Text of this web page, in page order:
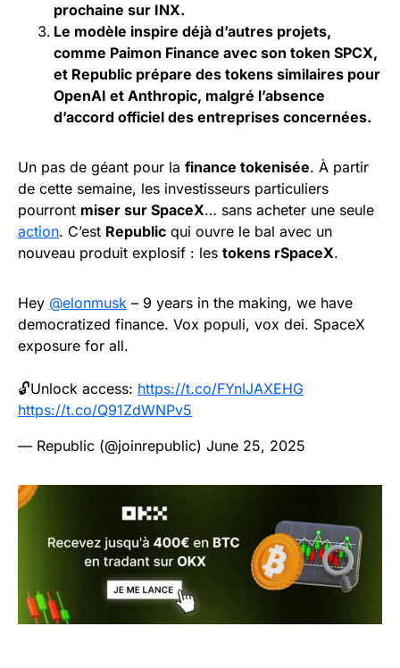
prochaine sur INX.
Le modèle inspire déjà d’autres projets,
comme Paimon Finance avec son token SPCX,
et Republic prépare des tokens similaires pour
OpenAI et Anthropic, malgré l’absence
d’accord officiel des entreprises concernées.
Un pas de géant pour la finance tokenisée. À partir
de cette semaine, les investisseurs particuliers
pourront miser sur SpaceX… sans acheter une seule
action. C’est Republic qui ouvre le bal avec un
nouveau produit explosif : les tokens rSpaceX.
Hey @elonmusk – 9 years in the making, we have
democratized finance. Vox populi, vox dei. SpaceX
exposure for all.
🔓Unlock access: https://t.co/FYnIJAXEHG
https://t.co/Q91ZdWNPv5
— Republic (@joinrepublic) June 25, 2025